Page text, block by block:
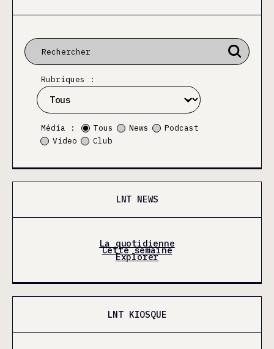
Rubriques :
Média : Tous News
Podcast
Video
Club
LNT NEWS
La quotidienne
Cette semaine
Explorer
LNT KIOSQUE